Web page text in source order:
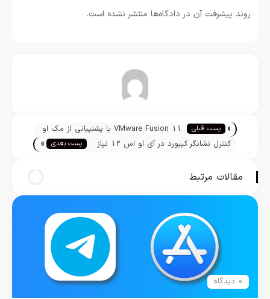
روند پیشرفت آن در دادگاه‌ها منتشر نشده است.
تیم تحریریه « پست قبلی
VMware Fusion 11 با پشتیبانی از مک او
اس موهاوای عرضه شدکنترل نشانگر کیبورد در آی او اس 12 نیاز
پست بعدی »
مقالات مرتبط
0 دیدگاه